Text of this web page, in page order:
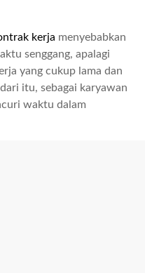
kerja menyebabkan
senggang, apalagi
yang cukup lama dan
itu, sebagai karyawan
waktu dalam